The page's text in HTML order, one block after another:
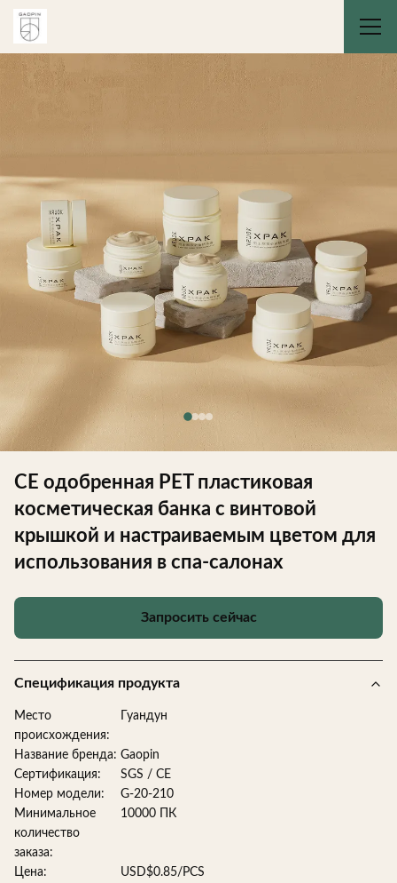
CE одобренная PET пластиковая
косметическая банка с винтовой
крышкой и настраиваемым цветом для
использования в спа-салонах
Запросить сейчас
Спецификация продукта
Место
происхождения:
Гуандун
Название бренда: Gaopin
Сертификация:
SGS / CE
Номер модели:
G-20-210
Минимальное
количество
заказа:
10000 ПК
Цена:
USD$0.85/PCS